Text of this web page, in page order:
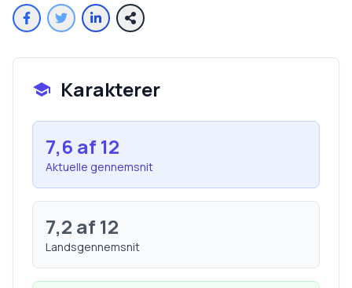
Karakterer
7,6 af 12
Aktuelle gennemsnit
7,2 af 12
Landsgennemsnit